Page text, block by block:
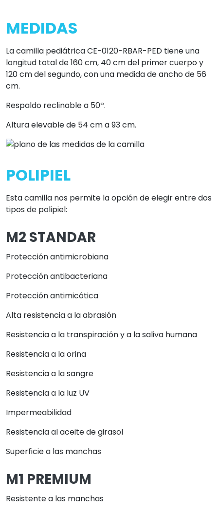
MEDIDAS
La camilla pediátrica CE-0120-RBAR-PED tiene una
longitud total de 160 cm, 40 cm del primer cuerpo y
120 cm del segundo, con una medida de ancho de 56
cm.
Respaldo reclinable a 50º.
Altura elevable de 54 cm a 93 cm.
POLIPIEL
Esta camilla nos permite la opción de elegir entre dos
tipos de polipiel:
M2 STANDAR
Protección antimicrobiana
Protección antibacteriana
Protección antimicótica
Alta resistencia a la abrasión
Resistencia a la transpiración y a la saliva humana
Resistencia a la orina
Resistencia a la sangre
Resistencia a la luz UV
Impermeabilidad
Resistencia al aceite de girasol
Superficie a las manchas
M1 PREMIUM
Resistente a las manchas